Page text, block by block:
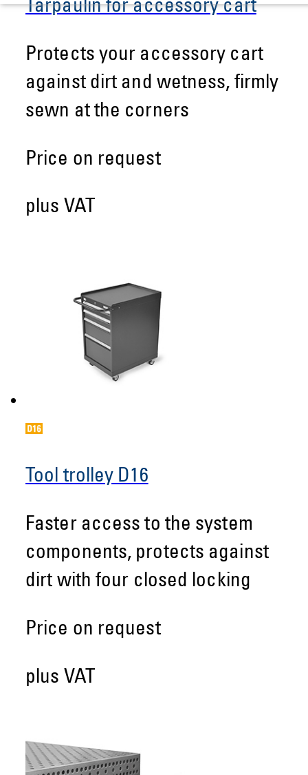
Tarpaulin for accessory cart
Protects your accessory cart
against dirt and wetness, firmly
sewn at the corners
Price on request
plus VAT
Tool trolley D16
Faster access to the system
components, protects against
dirt with four closed locking
Price on request
plus VAT